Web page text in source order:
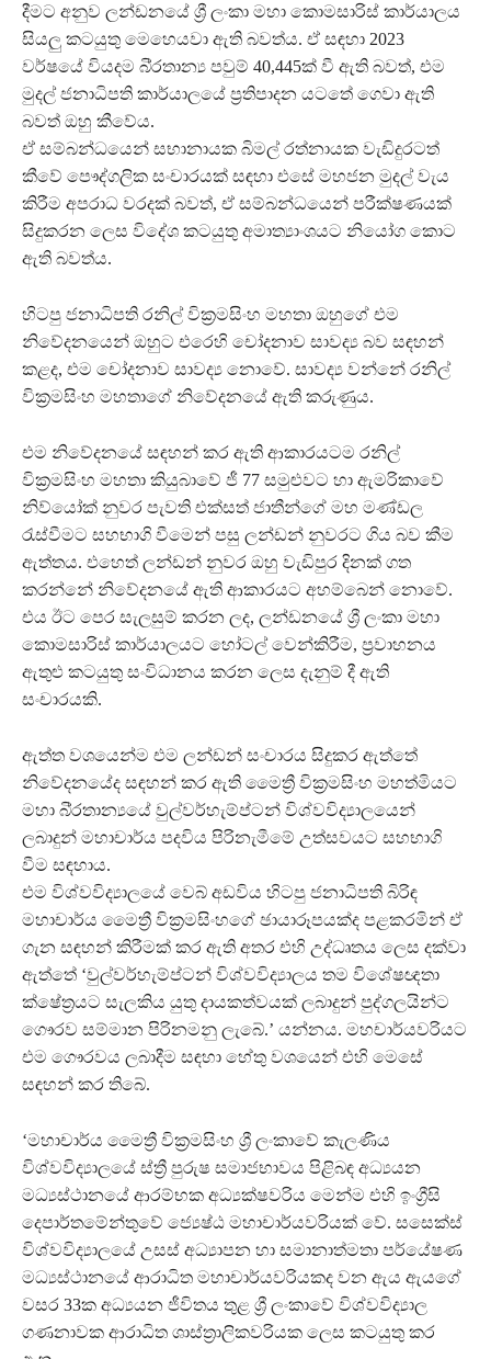
දීමට අනුව ලන්ඩනයේ ශ්‍රී ලංකා මහා කොමසාරිස් කාර්යාලය
සියලු කටයුතු මෙහෙයවා ඇති බවත්ය. ඒ සඳහා 2023
වර්ෂයේ වියදම බි්‍රතාන්‍ය පවුම් 40,445ක් වී ඇති බවත්, එම
මුදල් ජනාධිපති කාර්යාලයේ ප්‍රතිපාදන යටතේ ගෙවා ඇති
බවත් ඔහු කීවේය.
ඒ සම්බන්ධයෙන් සභානායක බිමල් රත්නායක වැඩිදුරටත්
කීවේ පෞද්ගලික සංචාරයක් සඳහා එසේ මහජන මුදල් වැය
කිරීම අපරාධ වරදක් බවත්, ඒ සම්බන්ධයෙන් පරීක්ෂණයක්
සිදුකරන ලෙස විදේශ කටයුතු අමාත්‍යාංශයට නියෝග කොට
ඇති බවත්ය.
හිටපු ජනාධිපති රනිල් වික්‍රමසිංහ මහතා ඔහුගේ එම
නිවේදනයෙන් ඔහුට එරෙහි චෝදනාව සාවද්‍ය බව සඳහන්
කළද, එම චෝදනාව සාවද්‍ය නොවේ. සාවද්‍ය වන්නේ රනිල්
වික්‍රමසිංහ මහතාගේ නිවේදනයේ ඇති කරුණුය.
එම නිවේදනයේ සඳහන් කර ඇති ආකාරයටම රනිල්
වික්‍රමසිංහ මහතා කියුබාවේ ජී 77 සමුළුවට හා ඇමරිකාවේ
නිව්යෝක් නුවර පැවති එක්සත් ජාතීන්ගේ මහ මණ්ඩල
රැස්වීමට සහභාගි වීමෙන් පසු ලන්ඩන් නුවරට ගිය බව කීම
ඇත්තය. එහෙත් ලන්ඩන් නුවර ඔහු වැඩිපුර දිනක් ගත
කරන්නේ නිවේදනයේ ඇති ආකාරයට අහම්බෙන් නොවේ.
එය ඊට පෙර සැලසුම් කරන ලද, ලන්ඩනයේ ශ්‍රී ලංකා මහා
කොමසාරිස් කාර්යාලයට හෝටල් වෙන්කිරීම, ප්‍රවාහනය
ඇතුළු කටයුතු සංවිධානය කරන ලෙස දැනුම් දී ඇති
සංචාරයකි.
ඇත්ත වශයෙන්ම එම ලන්ඩන් සංචාරය සිදුකර ඇත්තේ
නිවේදනයේද සඳහන් කර ඇති මෛත්‍රී වික්‍රමසිංහ මහත්මියට
මහා බි්‍රතාන්‍යයේ වුල්වර්හැම්ප්ටන් විශ්වවිද්‍යාලයෙන්
ලබාදුන් මහාචාර්ය පදවිය පිරිනැමීමේ උත්සවයට සහභාගි
වීම සඳහාය.
එම විශ්වවිද්‍යාලයේ වෙබ් අඩවිය හිටපු ජනාධිපති බිරිඳ
මහාචාර්ය මෛත්‍රී වික්‍රමසිංහගේ ඡායාරූපයක්ද පළකරමින් ඒ
ගැන සඳහන් කිරීමක් කර ඇති අතර එහි උද්ධෘතය ලෙස දක්වා
ඇත්තේ ‘වුල්වර්හැම්ප්ටන් විශ්වවිද්‍යාලය තම විශේෂඥතා
ක්ෂේත්‍රයට සැලකිය යුතු දායකත්වයක් ලබාදුන් පුද්ගලයින්ට
ගෞරව සම්මාන පිරිනමනු ලැබේ.’ යන්නය. මහචාර්යවරියට
එම ගෞරවය ලබාදීම සඳහා හේතු වශයෙන් එහි මෙසේ
සඳහන් කර තිබේ.
‘මහාචාර්ය මෛත්‍රී වික්‍රමසිංහ ශ්‍රී ලංකාවේ කැලණිය
විශ්වවිද්‍යාලයේ ස්ත්‍රී පුරුෂ සමාජභාවය පිළිබඳ අධ්‍යයන
මධ්‍යස්ථානයේ ආරම්භක අධ්‍යක්ෂවරිය මෙන්ම එහි ඉංග්‍රීසි
දෙපාර්තමේන්තුවේ ජ්‍යෙෂ්ඨ මහාචාර්යවරියක් වේ. සසෙක්ස්
විශ්වවිද්‍යාලයේ උසස් අධ්‍යාපන හා සමානාත්මතා පර්යේෂණ
මධ්‍යස්ථානයේ ආරාධිත මහාචාර්යවරියකද වන ඇය ඇයගේ
වසර 33ක අධ්‍යයන ජීවිතය තුළ ශ්‍රී ලංකාවේ විශ්වවිද්‍යාල
ගණනාවක ආරාධිත ශාස්ත්‍රාලිකවරියක ලෙස කටයුතු කර